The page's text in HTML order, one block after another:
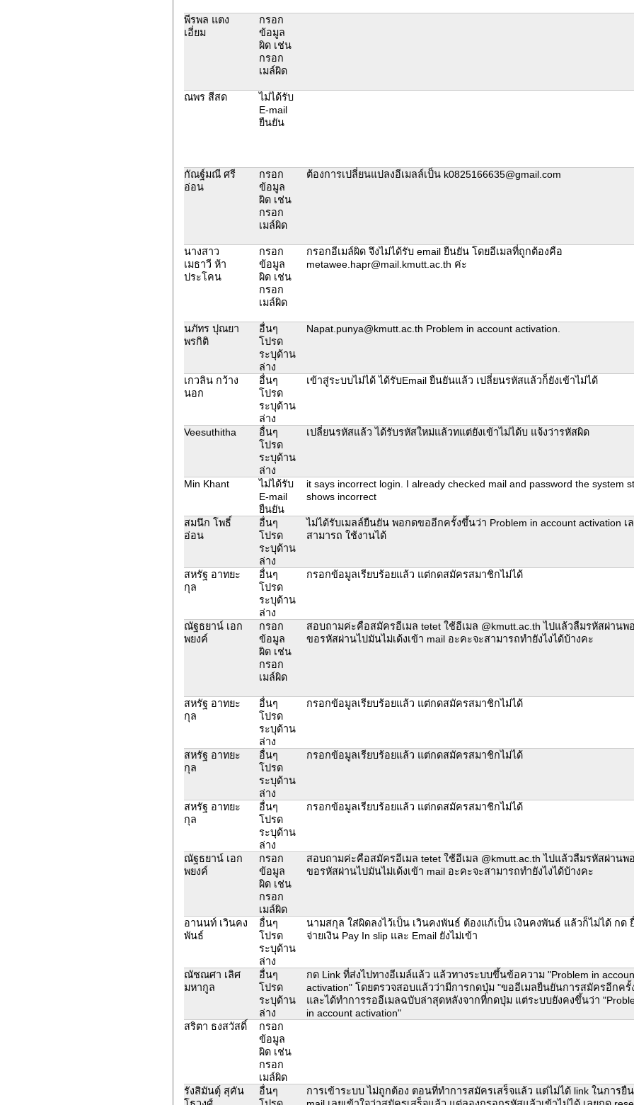
พีรพล แตง
เอี่ยม
กรอก
ข้อมูล
ผิด เช่น
กรอก
เมล์ผิด
ณพร สีสด
ไม่ได้รับ
E-mail
ยืนยัน
กัณฐ์มณี ศรี
อ่อน
กรอก
ข้อมูล
ผิด เช่น
กรอก
เมล์ผิด
ต้องการเปลี่ยนแปลงอีเมลล์เป็น k0825166635@gmail.com
นางสาว
เมธาวี ห้า
ประโคน
กรอก
ข้อมูล
ผิด เช่น
กรอก
เมล์ผิด
กรอกอีเมล์ผิด จึงไม่ได้รับ email ยืนยัน โดยอีเมลที่ถูกต้องคือ
metawee.hapr@mail.kmutt.ac.th ค่ะ
นภัทร ปุณยา
พรกิติ
อื่นๆ
โปรด
ระบุด้าน
ล่าง
Napat.punya@kmutt.ac.th Problem in account activation.
เกวลิน กว้าง
นอก
อื่นๆ
โปรด
ระบุด้าน
ล่าง
เข้าสู่ระบบไม่ได้ ได้รับEmail ยืนยันแล้ว เปลี่ยนรหัสแล้วก็ยังเข้าไม่ได้
Veesuthitha
อื่นๆ
โปรด
ระบุด้าน
ล่าง
เปลี่ยนรหัสแล้ว ได้รับรหัสใหม่แล้วทแต่ยังเข้าไม่ได้บ แจ้งว่ารหัสผิด
Min Khant
ไม่ได้รับ
E-mail
ยืนยัน
it says incorrect login. I already checked mail and password the system
shows incorrect
สมนึก โพธิ์
อ่อน
อื่นๆ
โปรด
ระบุด้าน
ล่าง
ไม่ได้รับเมลล์ยืนยัน พอกดขออีกครั้งขึ้นว่า Problem in account activation เ
สามารถ ใช้งานได้
สหรัฐ อาทยะ
กุล
อื่นๆ
โปรด
ระบุด้าน
ล่าง
กรอกข้อมูลเรียบร้อยแล้ว แต่กดสมัครสมาชิกไม่ได้
ณัฐธยาน์ เอก
พยงค์
กรอก
ข้อมูล
ผิด เช่น
กรอก
เมล์ผิด
สอบถามค่ะคือสมัครอีเมล tetet ใช้อีเมล @kmutt.ac.th ไปแล้วลืมรหัสผ่านพ
ขอรหัสผ่านไปมันไม่เด้งเข้า mail อะคะจะสามารถทำยังไงได้บ้างคะ
สหรัฐ อาทยะ
กุล
อื่นๆ
โปรด
ระบุด้าน
ล่าง
กรอกข้อมูลเรียบร้อยแล้ว แต่กดสมัครสมาชิกไม่ได้
สหรัฐ อาทยะ
กุล
อื่นๆ
โปรด
ระบุด้าน
ล่าง
กรอกข้อมูลเรียบร้อยแล้ว แต่กดสมัครสมาชิกไม่ได้
สหรัฐ อาทยะ
กุล
อื่นๆ
โปรด
ระบุด้าน
ล่าง
กรอกข้อมูลเรียบร้อยแล้ว แต่กดสมัครสมาชิกไม่ได้
ณัฐธยาน์ เอก
พยงค์
กรอก
ข้อมูล
ผิด เช่น
กรอก
เมล์ผิด
สอบถามค่ะคือสมัครอีเมล tetet ใช้อีเมล @kmutt.ac.th ไปแล้วลืมรหัสผ่านพ
ขอรหัสผ่านไปมันไม่เด้งเข้า mail อะคะจะสามารถทำยังไงได้บ้างคะ
อานนท์ เวินคง
พันธ์
อื่นๆ
โปรด
ระบุด้าน
ล่าง
นามสกุล ใส่ผิดลงไว้เป็น เวินคงพันธ์ ต้องแก้เป็น เงินคงพันธ์ แล้วก็ไม่ได้ กด
จ่ายเงิน Pay In slip และ Email ยังไม่เข้า
ณัชณศา เลิศ
มหากูล
อื่นๆ
โปรด
ระบุด้าน
ล่าง
กด Link ที่ส่งไปทางอีเมล์แล้ว แล้วทางระบบขึ้นข้อความ "Problem in
activation" โดยตรวจสอบแล้วว่ามีการกดปุ่ม "ขออีเมลยืนยันการสมัครอีกครั้
และได้ทำการรออีเมลฉบับล่าสุดหลังจากที่กดปุ่ม แต่ระบบยังคงขึ้นว่า
in account activation"
สริตา ธงสวัสดิ์
กรอก
ข้อมูล
ผิด เช่น
กรอก
เมล์ผิด
รังสิมันตุ์ สุคัน
อื่นๆ
การเข้าระบบ ไม่ถูกต้อง ตอนที่ทำการสมัครเสร็จแล้ว แต่ไม่ได้ link ในการยื